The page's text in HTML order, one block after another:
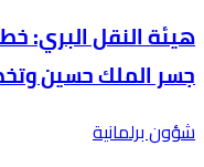
هيئة النقل البري:
جسر الملك حسين
شؤون برلمانية